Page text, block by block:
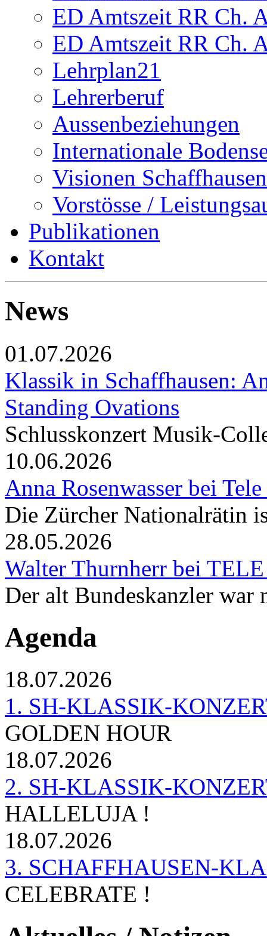
ED Amtszeit RR Ch.
ED Amtszeit RR Ch.
Lehrplan21
Lehrerberuf
Aussenbeziehungen
Internationale
Visionen Schaffhausen
Vorstösse /
Publikationen
Kontakt
News
01.07.2026
Klassik in Schaffhausen:
Standing Ovations
Schlusskonzert Musik-
10.06.2026
Anna Rosenwasser bei
Die Zürcher Nationalrätin
28.05.2026
Walter Thurnherr bei
Der alt Bundeskanzler war
Agenda
18.07.2026
1. SH-KLASSIK-
GOLDEN HOUR
18.07.2026
2. SH-KLASSIK-
HALLELUJA !
18.07.2026
3. SCHAFFHAUSEN-
CELEBRATE !